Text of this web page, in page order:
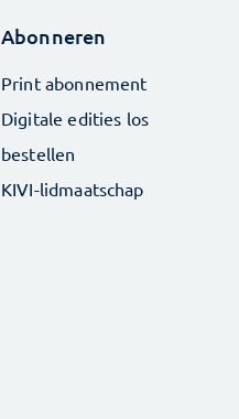
Abonneren
Print abonnement
Digitale edities los
bestellen
KIVI-lidmaatschap